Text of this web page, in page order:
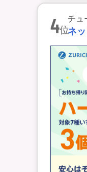
4位
チュ
ネ